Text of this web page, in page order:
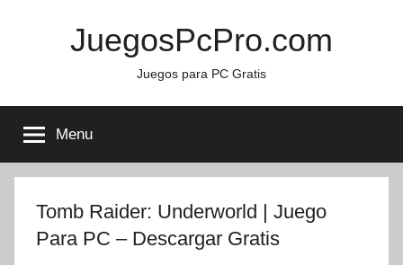
JuegosPcPro.com
Juegos para PC Gratis
Menu
Tomb Raider: Underworld | Juego
Para PC – Descargar Gratis